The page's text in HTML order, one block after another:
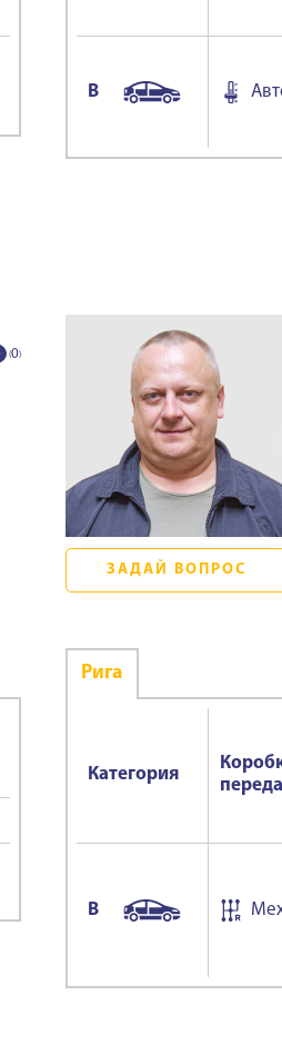
B
(0)
ЗАДАЙ ВОПРОС
Ригa
Категория
B